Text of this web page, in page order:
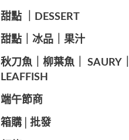
甜點 ｜DESSERT
️甜點｜冰品｜果汁
️秋刀魚｜柳葉魚｜ SAURY｜
LEAFFISH
️端午節商️
️箱購│批發